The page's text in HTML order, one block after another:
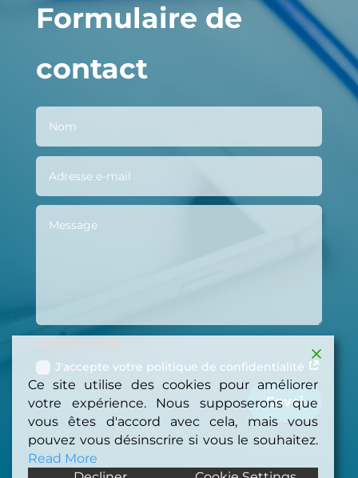
Formulaire de
contact
Confidentialité
J'accepte votre politique de confidentialité
Envoi
Ce site utilise des cookies pour améliorer
votre expérience. Nous supposerons que
vous êtes d'accord avec cela, mais vous
pouvez vous désinscrire si vous le souhaitez.
Read More